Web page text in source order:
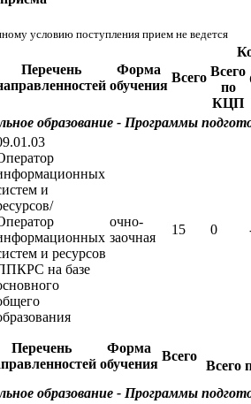
условию поступления прием не ведется
Перечень
Форма
обучения
Всего Всего
по
КЦП
образование - Программы
и
и ресурсов
на базе
очно-
заочная
15 0
Перечень
Форма
обучения
Всего
Всего
образование - Программы